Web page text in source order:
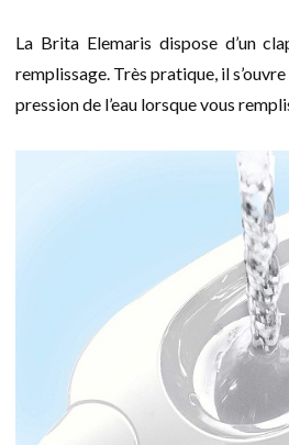
La Brita Elemaris dispose d’un
remplissage. Très pratique, il
pression de l’eau lorsque vous